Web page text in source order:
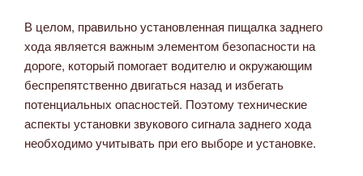
В целом, правильно установленная пищалка заднего
хода является важным элементом безопасности на
дороге, который помогает водителю и окружающим
беспрепятственно двигаться назад и избегать
потенциальных опасностей. Поэтому технические
аспекты установки звукового сигнала заднего хода
необходимо учитывать при его выборе и установке.